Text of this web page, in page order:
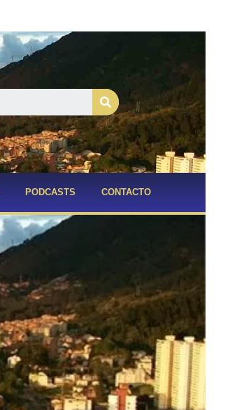
Buscar
PODCASTS CONTACTO